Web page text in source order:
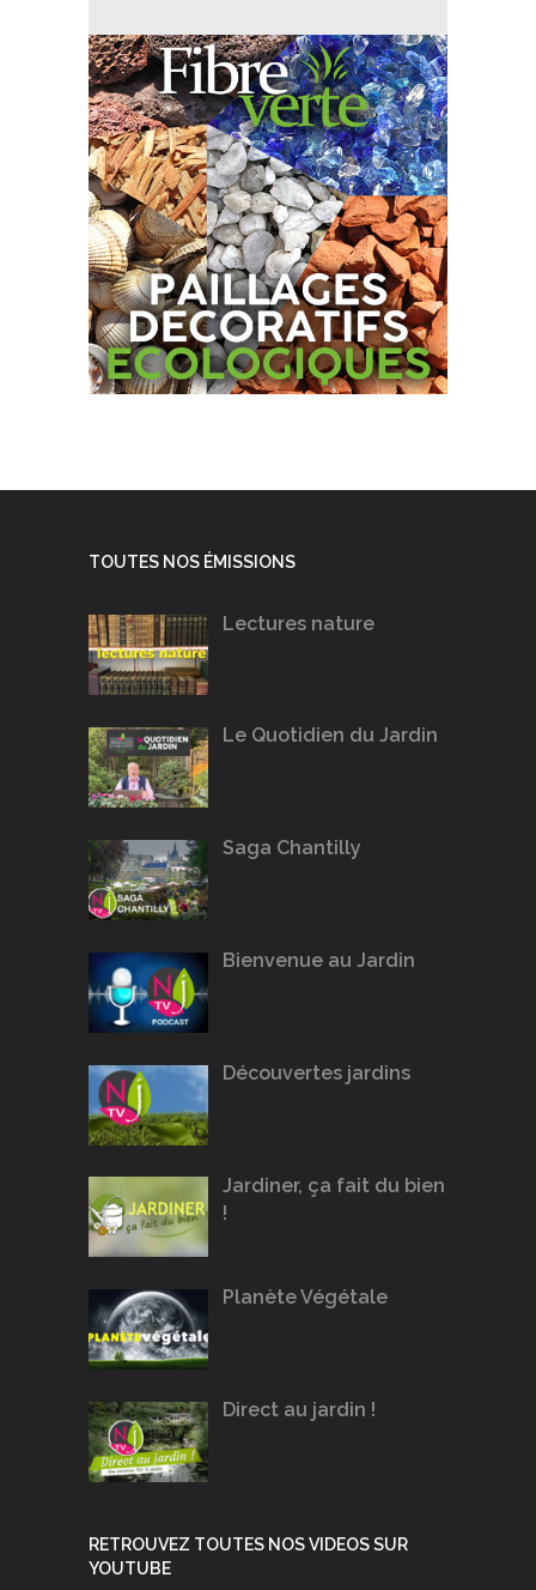
TOUTES NOS ÉMISSIONS
Lectures nature
Le Quotidien du Jardin
Saga Chantilly
Bienvenue au Jardin
Découvertes jardins
Jardiner, ça fait du bien
!
Planète Végétale
Direct au jardin !
RETROUVEZ TOUTES NOS VIDEOS SUR
YOUTUBE